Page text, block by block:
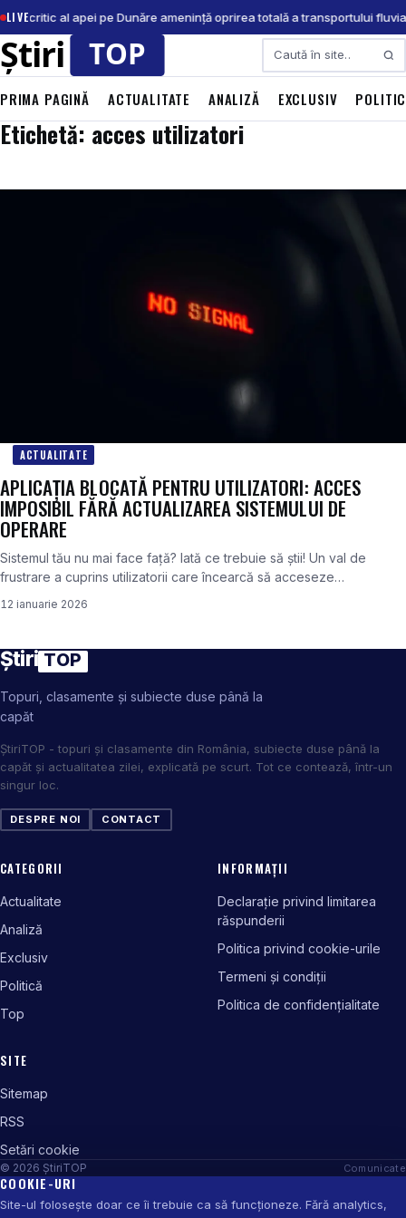
LIVEcritic al apei pe Dunăre amenință oprirea totală a transportului
Caută
PRIMA PAGINĂ ACTUALITATE ANALIZĂ EXCLUSIV
Etichetă: acces utilizatori
ACTUALITATE
APLICAȚIA BLOCATĂ PENTRU UTILIZATORI: ACCES
IMPOSIBIL FĂRĂ ACTUALIZAREA SISTEMULUI DE
OPERARE
Sistemul tău nu mai face față? Iată ce trebuie să știi! Un val de
frustrare a cuprins utilizatorii care încearcă să acceseze…
12 ianuarie 2026
Știri TOP
Topuri, clasamente și subiecte duse până la
capăt
ȘtiriTOP - topuri și clasamente din România, subiecte duse până la
capăt și actualitatea zilei, explicată pe scurt. Tot ce contează, într-un
singur loc.
DESPRE NOI CONTACT
CATEGORII
Actualitate
Analiză
Exclusiv
Politică
Top
INFORMAȚII
Declarație privind limitarea
răspunderii
Politica privind cookie-urile
Termeni și condiții
Politica de confidențialitate
SITE
Sitemap
RSS
Setări cookie
© 2026 ȘtiriTOP Comunicate
COOKIE-URI
Site-ul folosește doar ce îi trebuie ca să funcționeze. Fără analytics,